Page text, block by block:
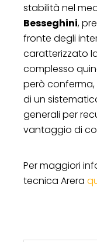
stabilità nel
Besseghini,
fronte degli
caratterizzato
complesso
però conferma,
di un
generali per
vantaggio di
Per maggiori
tecnica Arera